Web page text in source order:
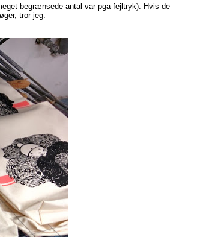
begrænsede antal var pga fejltryk). Hvis de
tror jeg.